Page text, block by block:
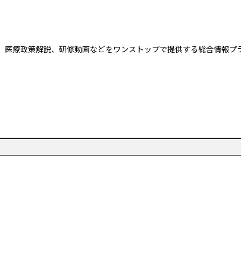
医療政策解説、研修動画などをワンストップで提供する総合情報プ